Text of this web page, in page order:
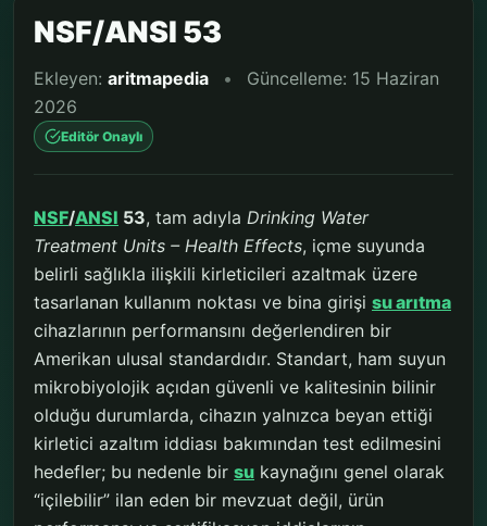
NSF/ANSI 53
Ekleyen: aritmapedia •
Güncelleme: 15 Haziran
2026
Editör Onaylı
NSF/ANSI 53, tam adıyla Drinking Water
Treatment Units – Health Effects, içme suyunda
belirli sağlıkla ilişkili kirleticileri azaltmak üzere
tasarlanan kullanım noktası ve bina girişi su arıtma
cihazlarının performansını değerlendiren bir
Amerikan ulusal standardıdır. Standart, ham suyun
mikrobiyolojik açıdan güvenli ve kalitesinin bilinir
olduğu durumlarda, cihazın yalnızca beyan ettiği
kirletici azaltım iddiası bakımından test edilmesini
hedefler; bu nedenle bir su kaynağını genel olarak
“içilebilir” ilan eden bir mevzuat değil, ürün